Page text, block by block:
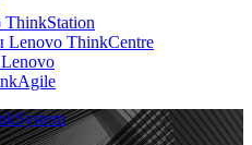
ThinkStation
Lenovo ThinkCentre